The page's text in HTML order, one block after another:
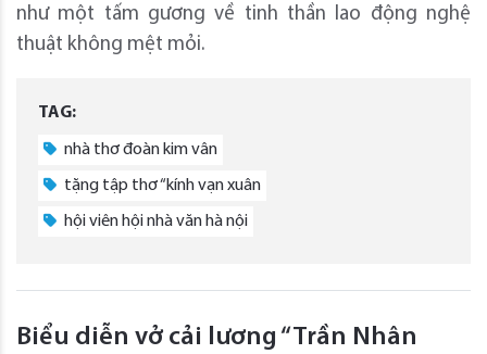
như một tấm gương về tinh thần lao động nghệ
thuật không mệt mỏi.
TAG:
nhà thơ đoàn kim vân
tặng tập thơ “kính vạn xuân
hội viên hội nhà văn hà nội
Biểu diễn vở cải lương “Trần Nhân